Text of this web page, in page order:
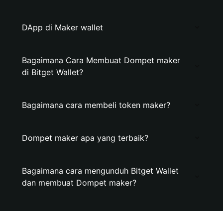
DApp di Maker wallet
Bagaimana Cara Membuat Dompet maker
di Bitget Wallet?
Bagaimana cara membeli token maker?
Dompet maker apa yang terbaik?
Bagaimana cara mengunduh Bitget Wallet
dan membuat Dompet maker?